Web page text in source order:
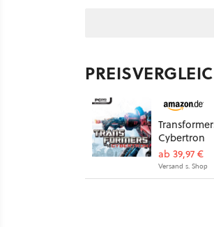
Cybertron
ab 39,97 €
Versand s. Shop